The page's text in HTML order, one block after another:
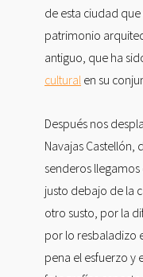
de esta ciudad
patrimonio
antiguo, que ha
culturalen su
Después nos
Navajas
senderos
justo debajo de la
otro susto, por la
por lo resbaladizo
pena el esfuerzo y